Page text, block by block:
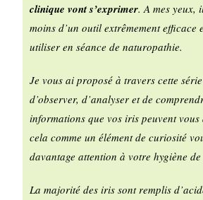
clinique vont s’exprimer. A mes yeux,
moins d’un outil extrêmement efficace
utiliser en séance de naturopathie.
Je vous ai proposé à travers cette
d’observer, d’analyser et de
informations que vos iris peuvent vous
cela comme un élément de curiosité
davantage attention à votre hygiène
La majorité des iris sont remplis